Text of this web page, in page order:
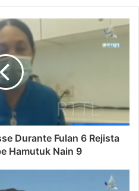
Durante Fulan 6 Rejista
Hamutuk Nain 9